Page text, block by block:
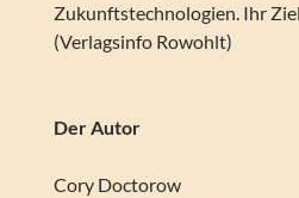
Zukunftstechnologien. Ihr
(Verlagsinfo Rowohlt)
Der Autor
Cory Doctorow